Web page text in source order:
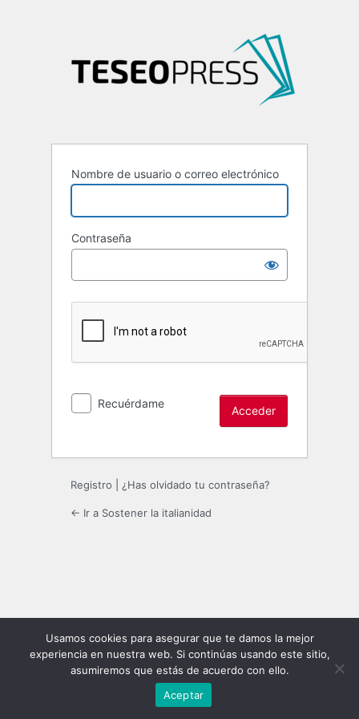
Nombre de usuario o correo electrónico
Contraseña
Recuérdame
Registro ¿Has olvidado tu contraseña?
← Ir a Sostener la italianidad
Usamos cookies para asegurar que te damos la mejor
experiencia en nuestra web. Si continúas usando este sitio,
asumiremos que estás de acuerdo con ello.
Aceptar